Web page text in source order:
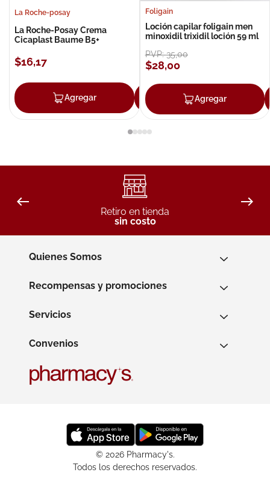
La Roche-posay
La Roche-Posay Crema
Cicaplast Baume B5+
$16,17
Agregar Agregar
Foligain
Loción capilar foligain men
minoxidil trixidil loción 59 ml
PVP:35,00
$28,00
Agregar
Retiro en tienda
sin costo
Quienes Somos
Recompensas y promociones
Servicios
Convenios
© 2026 Pharmacy's.
Todos los derechos reservados.